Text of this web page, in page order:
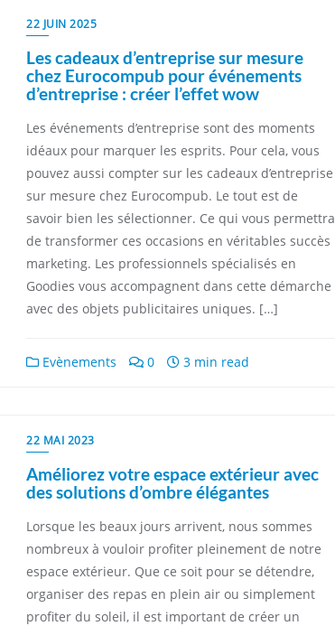
22 JUIN 2025
Les cadeaux d’entreprise sur mesure
chez Eurocompub pour événements
d’entreprise : créer l’effet wow
Les événements d’entreprise sont des moments
idéaux pour marquer les esprits. Pour cela, vous
pouvez aussi compter sur les cadeaux d’entreprise
sur mesure chez Eurocompub. Le tout est de
savoir bien les sélectionner. Ce qui vous permettra
de transformer ces occasions en véritables succès
marketing. Les professionnels spécialisés en
Goodies vous accompagnent dans cette démarche
avec des objets publicitaires uniques. […]
Evènements 0 3 min read
22 MAI 2023
Améliorez votre espace extérieur avec
des solutions d’ombre élégantes
Lorsque les beaux jours arrivent, nous sommes
nombreux à vouloir profiter pleinement de notre
espace extérieur. Que ce soit pour se détendre,
organiser des repas en plein air ou simplement
profiter du soleil, il est important de créer un